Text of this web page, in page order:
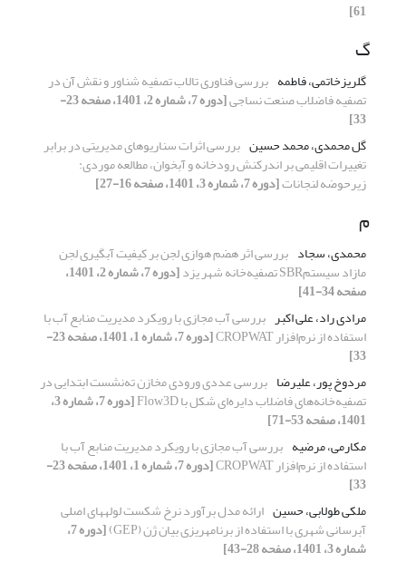
61]
گ
گلریزخاتمی، فاطمه بررسی فناوری تالاب تصفیه شناور و نقش آن در
تصفیه فاضلاب صنعت نساجی [دوره 7، شماره 2، 1401، صفحه 23-
33]
گل محمدی، محمد حسین بررسی اثرات سناریو‌های مدیریتی در برابر
تغییرات اقلیمی بر اندرکنش رودخانه و آبخوان، مطالعه موردی:
زیرحوضه لنجانات[دوره 7، شماره 3، 1401، صفحه 16-27]
م
محمدی، سجاد بررسی اثر هضم هوازی لجن بر کیفیت آبگیری لجن
مازاد سیستمSBR تصفیه‌خانه شهر یزد [دوره 7، شماره 2، 1401،
صفحه 34-41]
مرادی راد، علی اکبر بررسی آب مجازی با رویکرد مدیریت منابع آب با
استفاده از نرم‌افزار CROPWAT [دوره 7، شماره 1، 1401، صفحه 23-
33]
مردوخ پور، علیرضا بررسی عددی ورودی مخازن ته‌نشست ابتدایی در
تصفیه‌خانه‌های فاضلاب دایره‌ای شکل با Flow3D [دوره 7، شماره 3،
1401، صفحه 53-71]
مکارمی، مرضیه بررسی آب مجازی با رویکرد مدیریت منابع آب با
استفاده از نرم‌افزار CROPWAT [دوره 7، شماره 1، 1401، صفحه 23-
33]
ملکی طولابی، حسین
ارائه مدل برآورد نرخ شکست لوله‎های اصلی
آب‎رسانی شهری با استفاده از برنامه‎ریزی بیان ژن (GEP) [دوره 7،
شماره 3، 1401، صفحه 28-43]